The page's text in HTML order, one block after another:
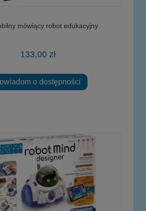
mówiący robot edukacyjny
133,00 zł
o dostępności